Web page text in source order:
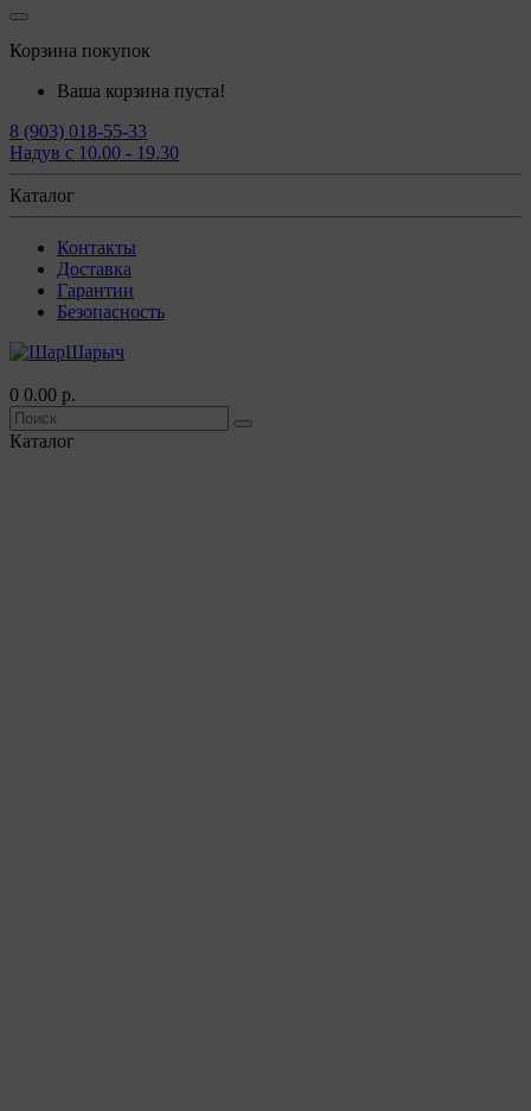
Корзина покупок
Ваша корзина пуста!
8 (903) 018-55-33
Надув с 10.00 - 19.30
Каталог
Контакты
Доставка
Гарантии
Безопасность
0 0.00 р.
Каталог